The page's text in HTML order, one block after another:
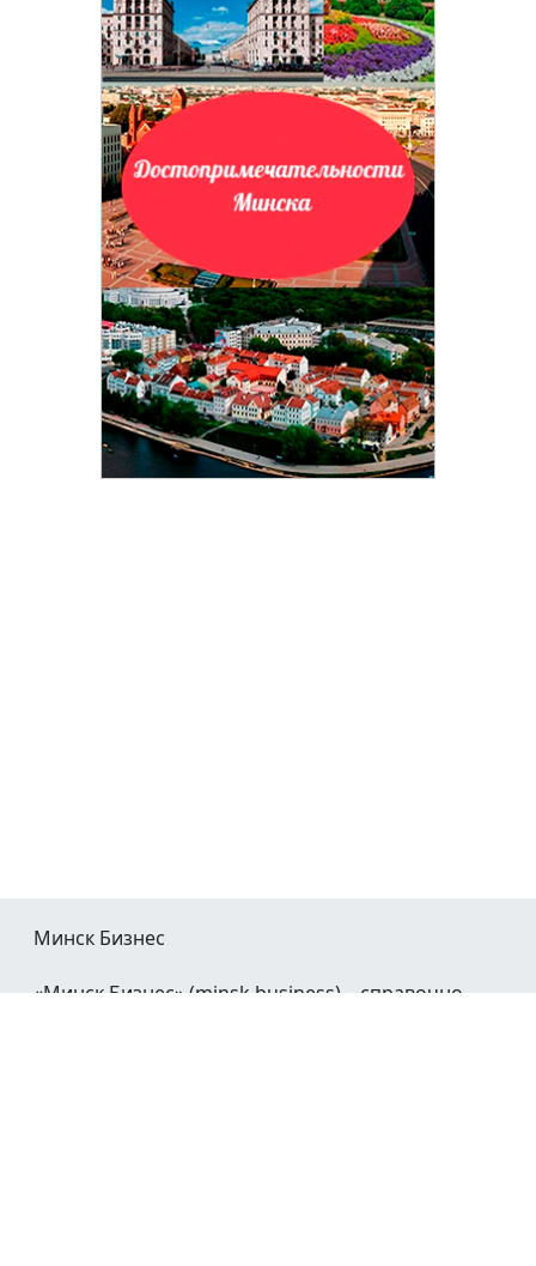
Минск Бизнес
«Минск Бизнес» (minsk.business) – справочно-